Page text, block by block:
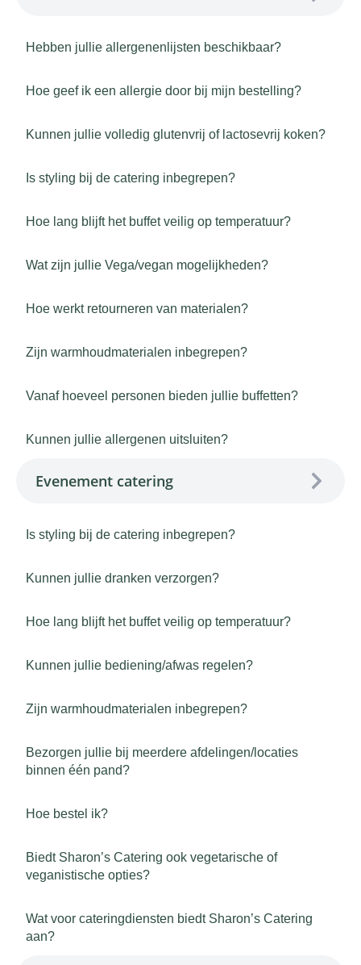
Hebben jullie allergenenlijsten beschikbaar?
Hoe geef ik een allergie door bij mijn bestelling?
Kunnen jullie volledig glutenvrij of lactosevrij koken?
Is styling bij de catering inbegrepen?
Hoe lang blijft het buffet veilig op temperatuur?
Wat zijn jullie Vega/vegan mogelijkheden?
Hoe werkt retourneren van materialen?
Zijn warmhoudmaterialen inbegrepen?
Vanaf hoeveel personen bieden jullie buffetten?
Kunnen jullie allergenen uitsluiten?
Evenement catering
Is styling bij de catering inbegrepen?
Kunnen jullie dranken verzorgen?
Hoe lang blijft het buffet veilig op temperatuur?
Kunnen jullie bediening/afwas regelen?
Zijn warmhoudmaterialen inbegrepen?
Bezorgen jullie bij meerdere afdelingen/locaties
binnen één pand?
Hoe bestel ik?
Biedt Sharon’s Catering ook vegetarische of
veganistische opties?
Wat voor cateringdiensten biedt Sharon’s Catering
aan?